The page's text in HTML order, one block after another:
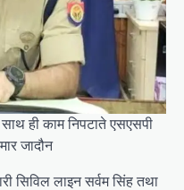
ही काम निपटाते एसएसपी
जादौन
सिविल लाइन सर्वम सिंह तथा